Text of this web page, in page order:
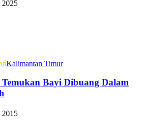
Kalimantan Timur
Temukan Bayi Dibuang Dalam
2015